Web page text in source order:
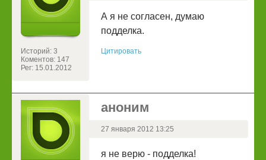
Историй: 3
Коментов: 147
Рег: 15.01.2012
А я не согласен, думаю
подделка.
Цитировать
аноним
27 января 2012 13:25
я не верю - подделка!